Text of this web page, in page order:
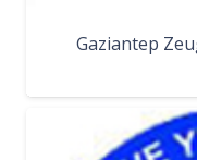
Gaziantep